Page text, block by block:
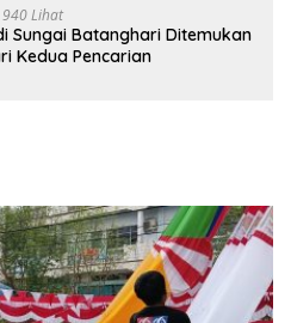
940 Lihat
Sungai Batanghari Ditemukan
Kedua Pencarian